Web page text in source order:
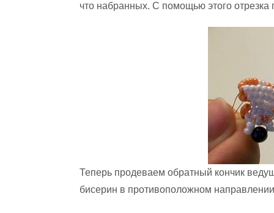
что набранных. С помощью этого
Теперь продеваем обратный кончик
бисерин в противоположном